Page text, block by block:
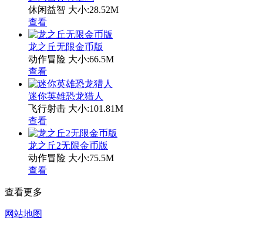
休闲益智 大小:28.52M
查看
龙之丘无限金币版
动作冒险 大小:66.5M
查看
迷你英雄恐龙猎人
飞行射击 大小:101.81M
查看
龙之丘2无限金币版
动作冒险 大小:75.5M
查看
查看更多
网站地图